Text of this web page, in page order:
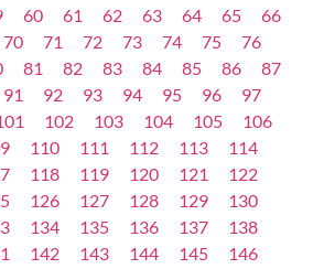
60 61 62 63 64 65
66
70 71 72 73 74 75
76
81 82 83 84 85 86
87
91 92 93 94 95 96
97
102 103 104 105
106
110 111 112 113
114
118 119 120 121
122
126 127 128 129
130
134 135 136 137
138
142 143 144 145
146